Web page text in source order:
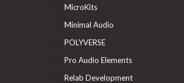
MicroKits
Minimal Audio
POLYVERSE
Pro Audio Elements
Relab Development